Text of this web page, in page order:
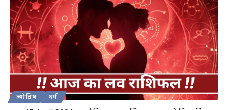
ज्योतिष धर्म